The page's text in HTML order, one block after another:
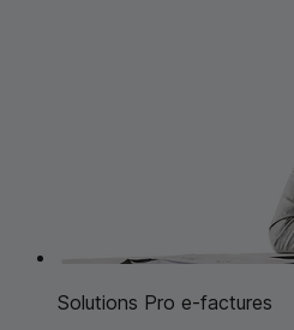
Solutions Pro e-factures